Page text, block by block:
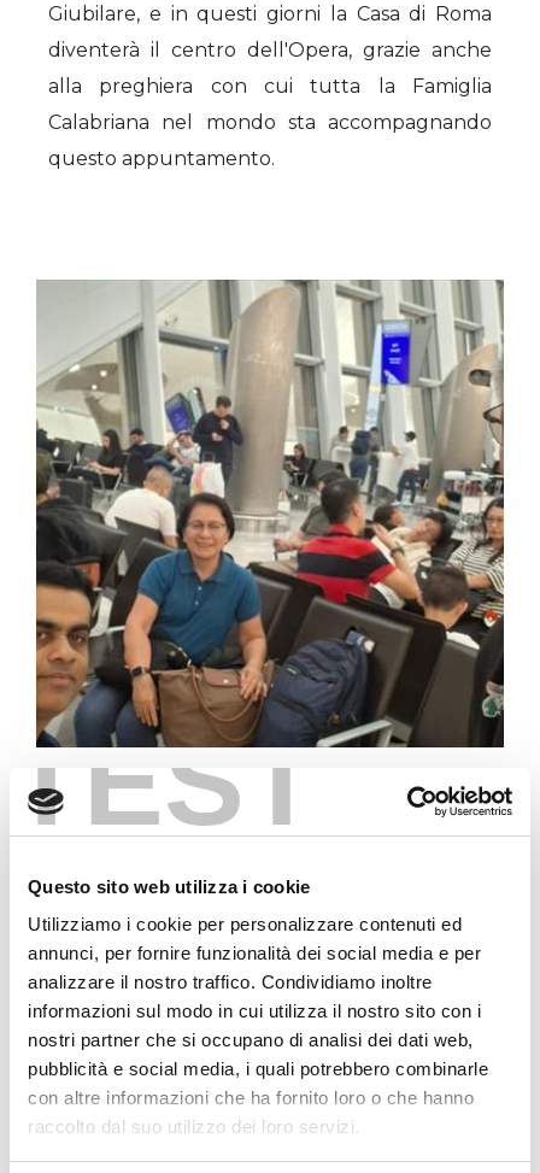
TEST
Questo sito web utilizza i cookie
Utilizziamo i cookie per personalizzare contenuti ed
annunci, per fornire funzionalità dei social media e per
analizzare il nostro traffico. Condividiamo inoltre
informazioni sul modo in cui utilizza il nostro sito con i
nostri partner che si occupano di analisi dei dati web,
pubblicità e social media, i quali potrebbero combinarle
con altre informazioni che ha fornito loro o che hanno
raccolto dal suo utilizzo dei loro servizi.
Giubilare, e in questi giorni la Casa di Roma
diventerà il centro dell'Opera, grazie anche
alla preghiera con cui tutta la Famiglia
Calabriana nel mondo sta accompagnando
questo appuntamento.